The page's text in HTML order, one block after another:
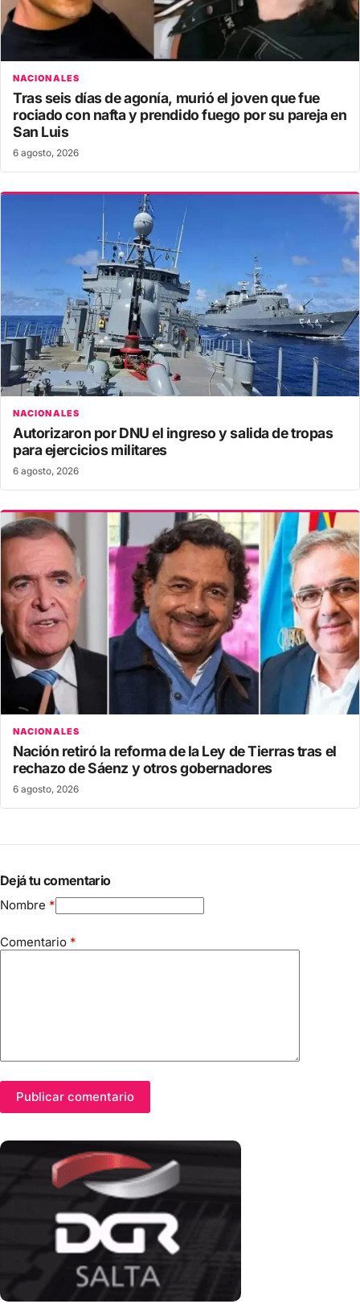
NACIONALES
Tras seis días de agonía, murió el joven que fue
rociado con nafta y prendido fuego por su pareja en
San Luis
6 agosto, 2026
NACIONALES
Autorizaron por DNU el ingreso y salida de tropas
para ejercicios militares
6 agosto, 2026
NACIONALES
Nación retiró la reforma de la Ley de Tierras tras el
rechazo de Sáenz y otros gobernadores
6 agosto, 2026
Dejá tu comentario
Nombre *
Comentario *
Publicar comentario